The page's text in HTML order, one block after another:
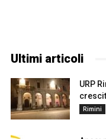
Ultimi articoli
URP
Rimini